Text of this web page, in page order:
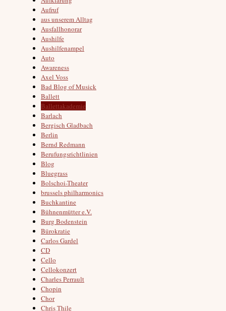
Aufruf
aus unserem Alltag
Ausfallhonorar
Aushilfe
Aushilfenampel
Auto
Awareness
Axel Voss
Bad Blog of Musick
Ballett
Ballettakademie
Barlach
Bergisch Gladbach
Berlin
Bernd Redmann
Berufungsrichtlinien
Blog
Bluegrass
Bolschoi-Theater
brussels philharmonics
Buchkantine
Bühnenmütter e.V.
Burg Bodenstein
Bürokratie
Carlos Gardel
CD
Cello
Cellokonzert
Charles Perrault
Chopin
Chor
Chris Thile